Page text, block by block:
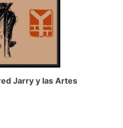
Jarry y las Artes